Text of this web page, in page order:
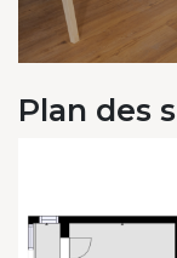
Plan des